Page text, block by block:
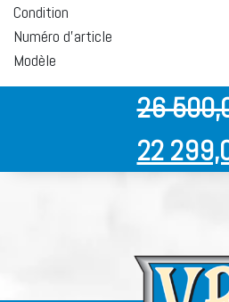
Condition
Numéro d'article
Modèle
26
22